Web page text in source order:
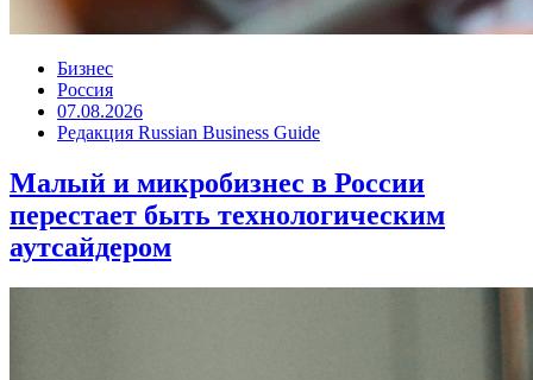
Бизнес
Россия
07.08.2026
Редакция Russian Business Guide
Малый и микробизнес в России
перестает быть технологическим
аутсайдером